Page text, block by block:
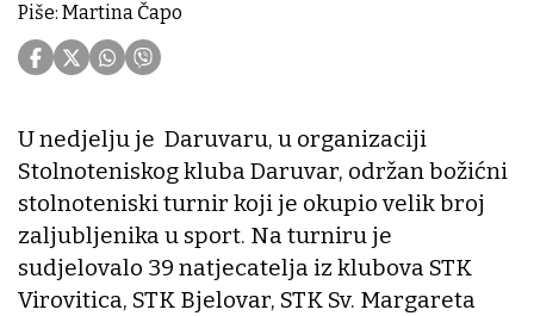
Piše: Martina Čapo
U nedjelju je Daruvaru, u organizaciji
Stolnoteniskog kluba Daruvar, održan božićni
stolnoteniski turnir koji je okupio velik broj
zaljubljenika u sport. Na turniru je
sudjelovalo 39 natjecatelja iz klubova STK
Virovitica, STK Bjelovar, STK Sv. Margareta